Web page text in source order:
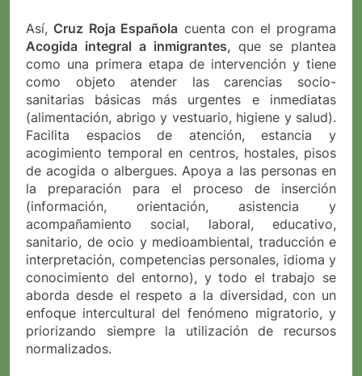
Así, Cruz Roja Española cuenta con el programa
Acogida integral a inmigrantes, que se plantea
como una primera etapa de intervención y tiene
como objeto atender las carencias socio-
sanitarias básicas más urgentes e inmediatas
(alimentación, abrigo y vestuario, higiene y salud).
Facilita espacios de atención, estancia y
acogimiento temporal en centros, hostales, pisos
de acogida o albergues. Apoya a las personas en
la preparación para el proceso de inserción
(información, orientación, asistencia y
acompañamiento social, laboral, educativo,
sanitario, de ocio y medioambiental, traducción e
interpretación, competencias personales, idioma y
conocimiento del entorno), y todo el trabajo se
aborda desde el respeto a la diversidad, con un
enfoque intercultural del fenómeno migratorio, y
priorizando siempre la utilización de recursos
normalizados.